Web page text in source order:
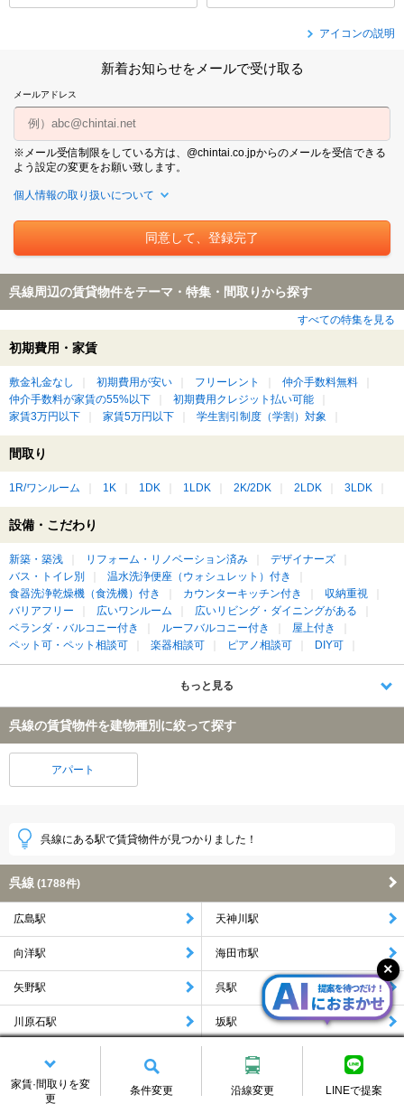
家賃·間取りを変
更
条件変更 沿線変更 LINEで提案
アイコンの説明
新着お知らせをメールで受け取る
メールアドレス
※メール受信制限をしている方は、@chintai.co.jpからのメールを受信できる
よう設定の変更をお願い致します。
個人情報の取り扱いについて
呉線周辺の賃貸物件をテーマ・特集・間取りから探す
すべての特集を見る
初期費用・家賃
敷金礼金なし 初期費用が安い フリーレント
仲介手数料無料
仲介手数料が家賃の55%以下
初期費用クレジット払い可能
家賃3万円以下
家賃5万円以下 学生割引制度（学割）対象
間取り
1R/ワンルーム 1K 1DK 1LDK 2K/2DK 2LDK 3LDK
設備・こだわり
新築・築浅 リフォーム・リノベーション済み
デザイナーズ
バス・トイレ別
温水洗浄便座（ウォシュレット）付き
食器洗浄乾燥機（食洗機）付き
カウンターキッチン付き
収納重視
バリアフリー
広いワンルーム
広いリビング・ダイニングがある
ベランダ・バルコニー付き
ルーフバルコニー付き
屋上付き
ペット可・ペット相談可
楽器相談可 ピアノ相談可 DIY可
もっと見る
呉線の賃貸物件を建物種別に絞って探す
アパート
呉線にある駅で賃貸物件が見つかりました！
呉線 (1788件)
広島駅 天神川駅
向洋駅 海田市駅
矢野駅 呉駅
川原石駅 坂駅